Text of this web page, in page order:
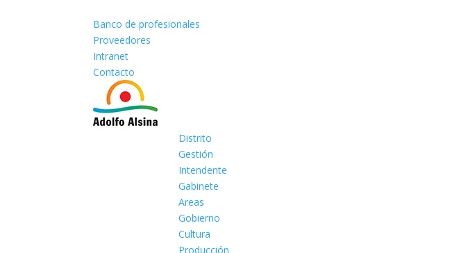
Banco de profesionales
Proveedores
Intranet
Contacto
Distrito
Gestión
Intendente
Gabinete
Areas
Gobierno
Cultura
Producción